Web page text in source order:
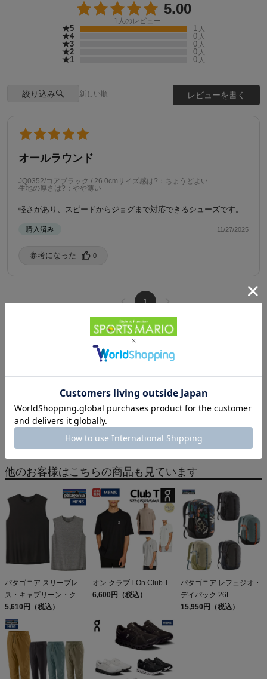
5.00
1 人のレビュー
★5 1 人
★4 0 人
★3 0 人
★2 0 人
★1 0 人
絞り込み 新しい順 レビューを書く
オールラウンド
JQ0352/コアブラック / 26.0cmサイズ感は?：ちょうどよい
生地の厚さは?：やや薄い
軽さがあり、スピードからジョグまで対応できるシューズです。
購入済み 11/27/2025
参考になった️ 0
1
HOME ブランドから探す アディダス スポーツシューズ
メンズ
HOME
アイテムカテゴリから探す
HOME
利用シーンから探す キャンプ・フェス シューズ メンズ
他のお客様はこちらの商品も見ています
パタゴニア スリーブレ
ス・キャプリーン・クー
ル・デイリー・シャツ
Patagonia Sleeveless
Capilene Cool Daily
Shirt
5,610円（税込）
オン クラブT On Club T
6,600円（税込）
パタゴニア レフュジオ・
デイパック 26L
PATAGONIA REFUGIO
15,950円（税込）